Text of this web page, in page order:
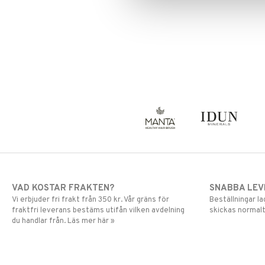
VAD KOSTAR FRAKTEN?
Vi erbjuder fri frakt från 350 kr. Vår gräns för
fraktfri leverans bestäms utifån vilken avdelning
du handlar från. Läs mer här »
SNABBA
Beställningar
skickas